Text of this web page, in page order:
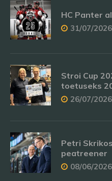
HC Panter
31/07/2026
Stroi Cup
toetuseks
26/07/2026
Petri
peatreener
08/06/2026